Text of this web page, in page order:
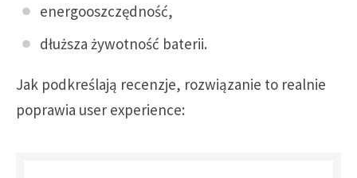
energooszczędność,
dłuższa żywotność baterii.
Jak podkreślają recenzje, rozwiązanie to realnie
poprawia user experience: